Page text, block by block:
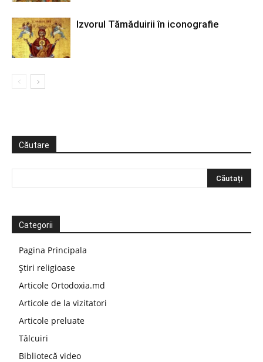
Izvorul Tămăduirii în iconografie
Căutare
Categorii
Pagina Principala
Știri religioase
Articole Ortodoxia.md
Articole de la vizitatori
Articole preluate
Tâlcuiri
Bibliotecă video